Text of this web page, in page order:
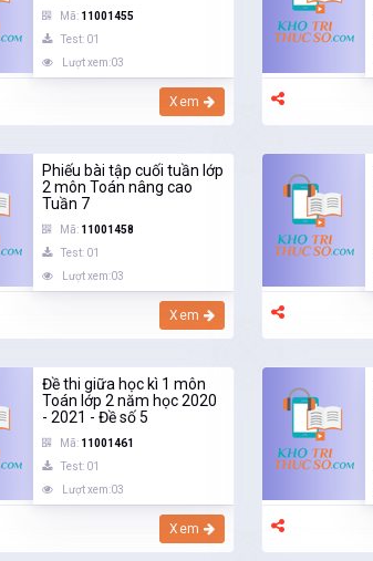
Mã: 11001455
Test: 01
Lượt xem:03
Xem
Phiếu bài tập cuối tuần lớp
2 môn Toán nâng cao
Tuần 7
Mã: 11001458
Test: 01
Lượt xem:03
Xem
Đề thi giữa học kì 1 môn
Toán lớp 2 năm học 2020
- 2021 - Đề số 5
Mã: 11001461
Test: 01
Lượt xem:03
Xem